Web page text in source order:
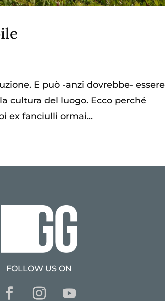
E può -anzi dovrebbe- essere
cultura del luogo. Ecco perché
ex fanciulli ormai...
FOLLOW US ON